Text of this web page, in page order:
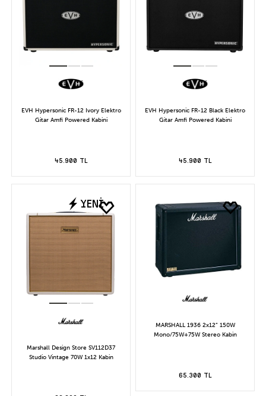
EVH Hypersonic FR-12 Ivory Elektro
Gitar Amfi Powered Kabini
45.900 TL
EVH Hypersonic FR-12 Black Elektro
Gitar Amfi Powered Kabini
45.900 TL
YENİ
Marshall Design Store SV112D37
Studio Vintage 70W 1x12 Kabin
MARSHALL 1936 2x12” 150W
Mono/75W+75W Stereo Kabin
65.300 TL